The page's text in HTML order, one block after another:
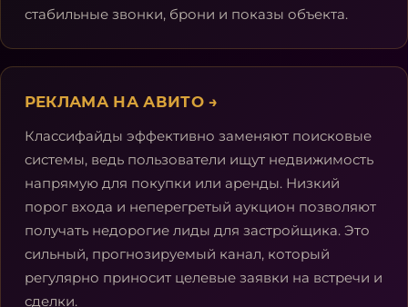
стабильные звонки, брони и показы объекта.
РЕКЛАМА НА АВИТО→
Классифайды эффективно заменяют поисковые
системы, ведь пользователи ищут недвижимость
напрямую для покупки или аренды. Низкий
порог входа и неперегретый аукцион позволяют
получать недорогие лиды для застройщика. Это
сильный, прогнозируемый канал, который
регулярно приносит целевые заявки на встречи и
сделки.